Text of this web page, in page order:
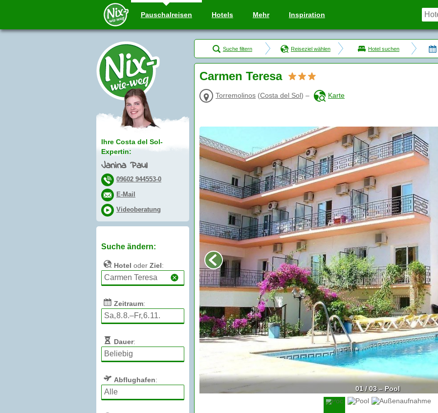
Pauschalreisen Hotels Mehr Inspiration
Ihre Costa del Sol-
Expertin:
Janina Paul
09602 944553-0
E-Mail
Videoberatung
Suche ändern:
Hotel oder Ziel:
Zeitraum:
Dauer:
Abflughafen:
Suche filtern Reiseziel wählen Hotel suchen
Carmen Teresa
Torremolinos (Costa del Sol) – Karte
01 / 03 – Pool